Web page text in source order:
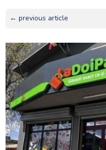
← previous article